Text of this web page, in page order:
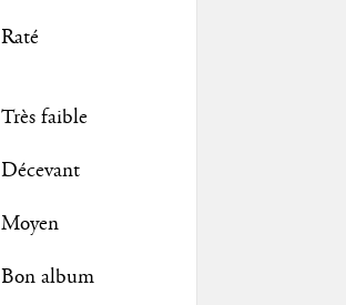
Raté
Très faible
Décevant
Moyen
Bon album